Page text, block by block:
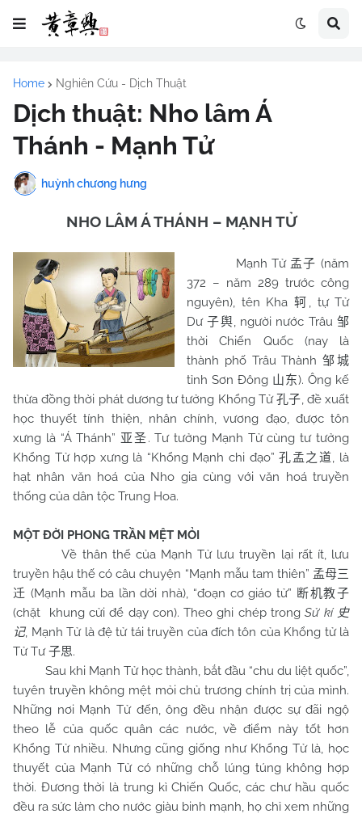
Home Nghiên Cứu - Dịch Thuật
Dịch thuật: Nho lâm Á
Thánh - Mạnh Tử
huỳnh chương hưng
NHO LÂM Á THÁNH – MẠNH TỬ
Mạnh Tử 孟子 (năm
372 – năm 289 trước công
nguyên), tên Kha 轲 , tự Tử
Dư子舆, người nước Trâu邹
thời Chiến Quốc (nay là
thành phố Trâu Thành邹城
tỉnh Sơn Đông 山东). Ông kế
thừa đồng thời phát dương tư tưởng Khổng Tử孔子, đề xuất
học thuyết tính thiện, nhân chính, vương đạo, được tôn
xưng là “Á Thánh” 亚圣. Tư tưởng Mạnh Tử cùng tư tưởng
Khổng Tử hợp xưng là “Khổng Mạnh chi đạo”孔孟之道, là
hạt nhân văn hoá của Nho gia cùng với văn hoá truyền
thống của dân tộc Trung Hoa.
MỘT ĐỜI PHONG TRẦN MỆT MỎI
Về thân thế của Mạnh Tử lưu truyền lại rất ít, lưu
truyền hậu thế có câu chuyện “Mạnh mẫu tam thiên” 孟母三
迁 (Mạnh mẫu ba lần dời nhà), “đoạn cơ giáo tử” 断机教子
(chặt khung cửi để dạy con). Theo ghi chép trongSử kí 史
记, Mạnh Tử là đệ tử tái truyền của đích tôn của Khổng tử là
Tử Tư子思.
Sau khi Mạnh Tử học thành, bắt đầu “chu du liệt quốc”,
tuyên truyền không mệt mỏi chủ trương chính trị của mình.
Những nơi Mạnh Tử đến, ông đều nhận được sự đãi ngộ
theo lễ của quốc quân các nước, về điểm này tốt hơn
Khổng Tử nhiều. Nhưng cũng giống như Khổng Tử là, học
thuyết của Mạnh Tử có những chỗ lúng túng không hợp
thời. Đương thời là trung kì Chiến Quốc, các chư hầu quốc
đều ra sức làm cho nước giàu binh mạnh, họ chỉ xem những